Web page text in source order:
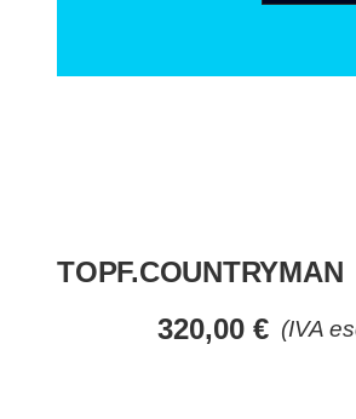
TOPF.COUNTRYMAN
(IVA
320,00 €